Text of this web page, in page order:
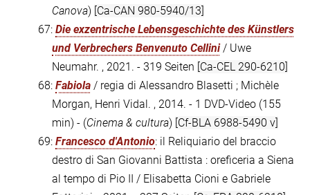
Canova) [Ca-CAN 980-5940/13]
67: Die exzentrische Lebensgeschichte des Künstlers
und Verbrechers Benvenuto Cellini/ Uwe
Neumahr. , 2021. - 319 Seiten [Ca-CEL 290-6210]
68: Fabiola / regia di Alessandro Blasetti ; Michèle
Morgan, Henri Vidal. , 2014. - 1 DVD-Video (155
min) - (Cinema & cultura) [Cf-BLA 6988-5490 v]
69: Francesco d'Antonio: il Reliquiario del braccio
destro di San Giovanni Battista : oreficeria a Siena
al tempo di Pio II / Elisabetta Cioni e Gabriele